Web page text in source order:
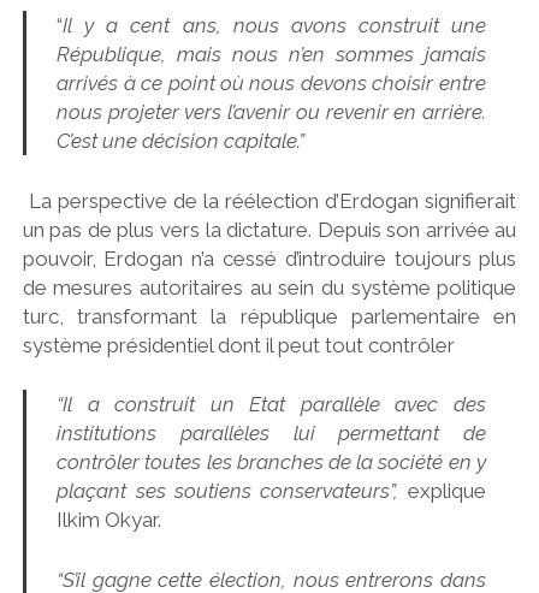
“Il y a cent ans, nous avons construit une
République, mais nous n’en sommes jamais
arrivés à ce point où nous devons choisir entre
nous projeter vers l’avenir ou revenir en arrière.
C’est une décision capitale.”
La perspective de la réélection d’Erdogan signifierait
un pas de plus vers la dictature. Depuis son arrivée au
pouvoir, Erdogan n’a cessé d’introduire toujours plus
de mesures autoritaires au sein du système politique
turc, transformant la république parlementaire en
système présidentiel dont il peut tout contrôler
“Il a construit un Etat parallèle avec des
institutions parallèles lui permettant de
contrôler toutes les branches de la société en y
plaçant ses soutiens conservateurs”, explique
Ilkim Okyar.
“S’il gagne cette élection, nous entrerons dans